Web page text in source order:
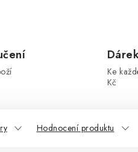
Ke
Kč
Hodnocení produktu